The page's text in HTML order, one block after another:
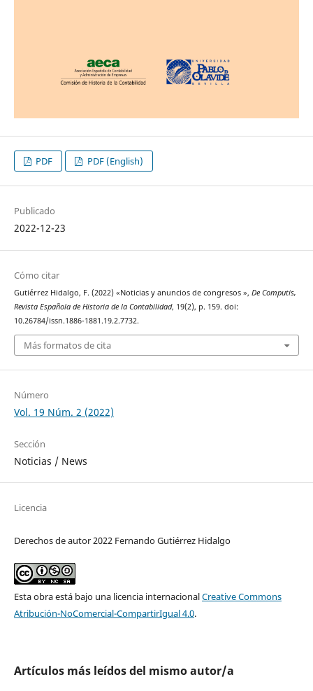
PDF PDF (English)
Publicado
2022-12-23
Cómo citar
Gutiérrez Hidalgo, F. (2022) «Noticias y anuncios de congresos », De Computis,
Revista Española de Historia de la Contabilidad, 19(2), p. 159. doi:
10.26784/issn.1886-1881.19.2.7732.
Más formatos de cita
Número
Vol. 19 Núm. 2 (2022)
Sección
Noticias / News
Licencia
Derechos de autor 2022 Fernando Gutiérrez Hidalgo
Esta obra está bajo una licencia internacionalCreative Commons
Atribución-NoComercial-CompartirIgual 4.0.
Artículos más leídos del mismo autor/a